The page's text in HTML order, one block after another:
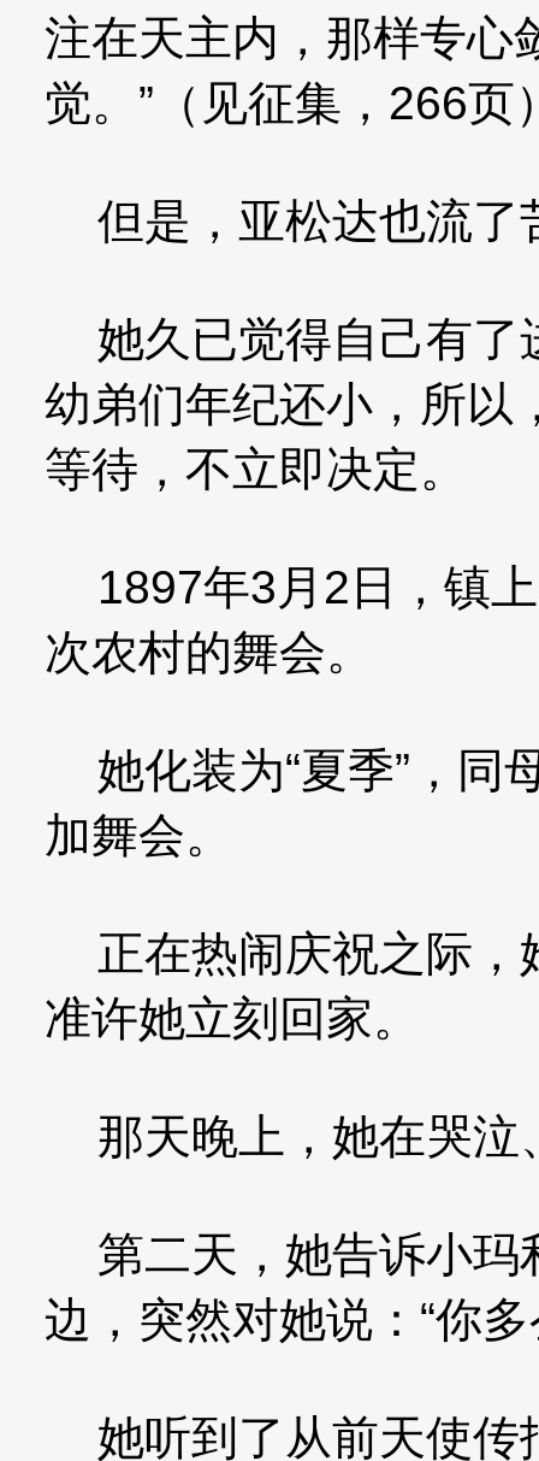
注在天主内，那样专心
觉。”（见征集，266页
但是，亚松达也流了
她久已觉得自己有了
幼弟们年纪还小，所以
等待，不立即决定。
1897年3月2日，镇
次农村的舞会。
她化装为“夏季”，同
加舞会。
正在热闹庆祝之际，
准许她立刻回家。
那天晚上，她在哭泣
第二天，她告诉小玛
边，突然对她说：“你
她听到了从前天使传